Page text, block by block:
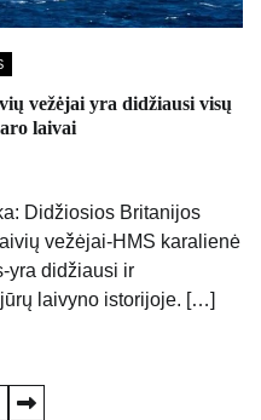
vežėjai yra didžiausi visų
laivai
Didžiosios Britanijos
vežėjai-HMS karalienė
yra didžiausi ir
laivyno istorijoje. […]